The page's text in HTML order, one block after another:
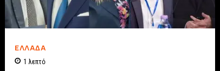
ΕΛΛΆΔΑ
1 λεπτό